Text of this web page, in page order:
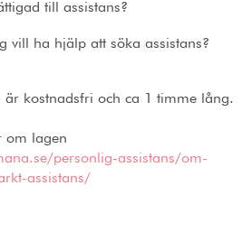
till assistans?
vill ha hjälp att söka assistans?
är kostnadsfri och ca 1 timme lång.
om lagen
personlig-assistans/om-
assistans/